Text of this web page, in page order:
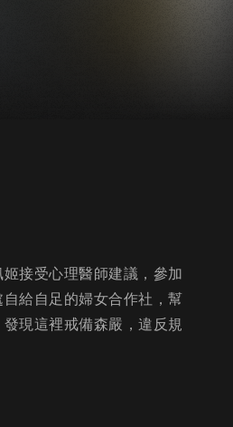
接受心理醫師建議，參加
給自足的婦女合作社，幫
現這裡戒備森嚴，違反規